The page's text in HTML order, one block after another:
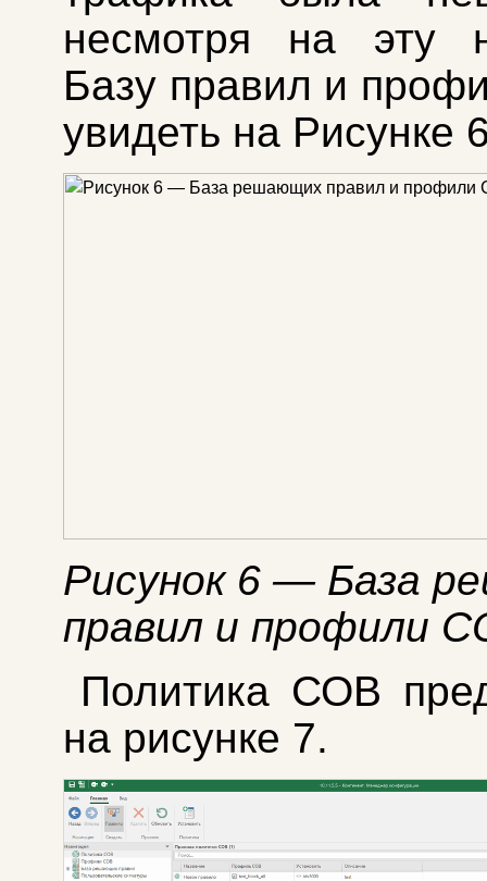
несмотря на эту
Базу правил и
увидеть на Рисунке
Рисунок 6 — База
правил и профили
Политика СОВ
на рисунке 7.